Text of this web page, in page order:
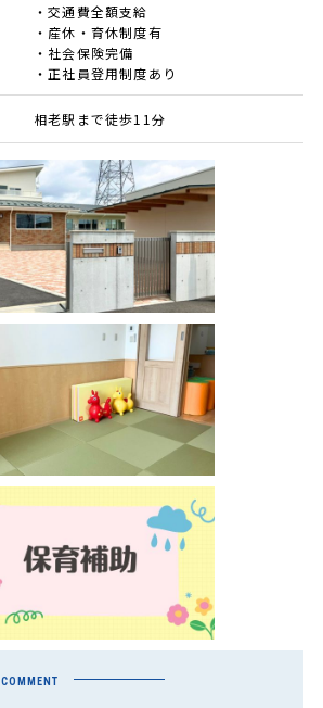
・交通費全額支給
・産休・育休制度有
・社会保険完備
・正社員登用制度あり
相老駅まで徒歩11分
COMMENT